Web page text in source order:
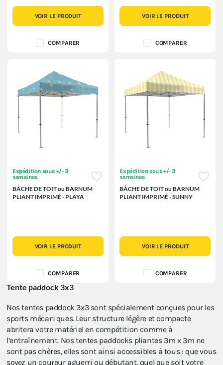
VOIR LE PRODUIT
COMPARER
VOIR LE PRODUIT
COMPARER
Expédition sous +/- 3
semaines
BÂCHE DE TOIT ou BARNUM
PLIANT IMPRIMÉ - PLAYA
VOIR LE PRODUIT
COMPARER
Expédition sous +/- 3
semaines
BÂCHE DE TOIT ou BARNUM
PLIANT IMPRIMÉ - SUNNY
VOIR LE PRODUIT
COMPARER
Tente paddock 3x3
Nos tentes paddock 3x3 sont spécialement conçues pour les
sports mécaniques. Leur structure légère et compacte
abritera votre matériel en compétition comme à
l’entraînement. Nos tentes paddocks pliantes 3m x 3m ne
sont pas chères, elles sont ainsi accessibles à tous : que vous
soyez un coureur aguerri ou débutant, quel que soit votre